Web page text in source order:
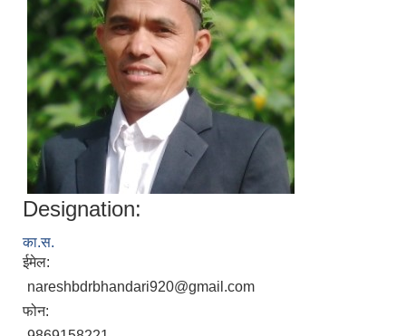
Designation:
का.स.
ईमेल:
nareshbdrbhandari920@gmail.com
फोन: